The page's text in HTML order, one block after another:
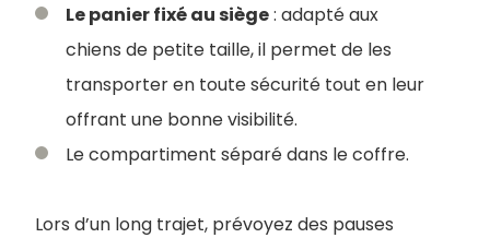
Le panier fixé au siège: adapté aux
chiens de petite taille, il permet de les
transporter en toute sécurité tout en leur
offrant une bonne visibilité.
Le compartiment séparé dans le coffre.
Lors d’un long trajet, prévoyez des pauses